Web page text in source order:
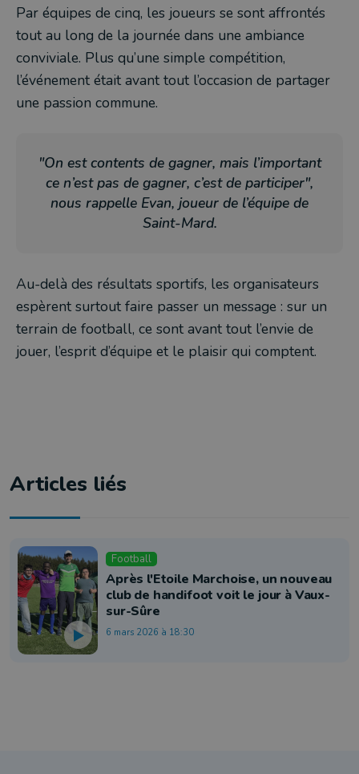
Par équipes de cinq, les joueurs se sont affrontés
tout au long de la journée dans une ambiance
conviviale. Plus qu’une simple compétition,
l’événement était avant tout l’occasion de partager
une passion commune.
"On est contents de gagner, mais l’important
ce n’est pas de gagner, c’est de participer",
nous rappelle Evan, joueur de l’équipe de
Saint-Mard.
Au-delà des résultats sportifs, les organisateurs
espèrent surtout faire passer un message : sur un
terrain de football, ce sont avant tout l’envie de
jouer, l’esprit d’équipe et le plaisir qui comptent.
Articles liés
Football
Après l'Etoile Marchoise, un nouveau
club de handifoot voit le jour à Vaux-
sur-Sûre
6 mars 2026 à 18:30